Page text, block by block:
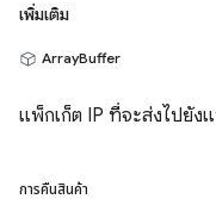
เพิ่มเติม
ArrayBuffer
แพ็กเก็ต IP ที่จะส่งไปยัง
การคืนสินค้า